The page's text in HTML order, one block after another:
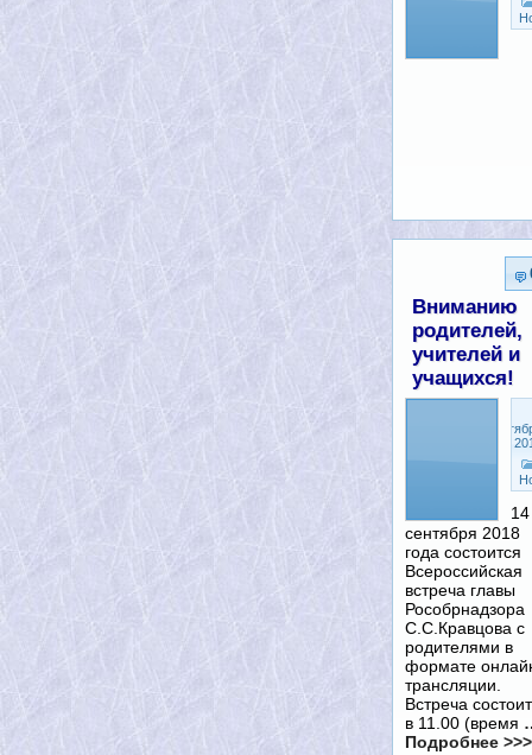
Вниманию
родителей,
учителей и
учащихся!
10,
14
сентября 2018
года состоится
Всероссийская
встреча главы
Рособрнадзора
С.С.Кравцова с
родителями в
формате
трансляции.
Встреча
в 11.00 (время
Подробнее >>>